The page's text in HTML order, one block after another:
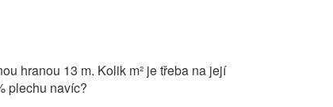
hranou 13 m. Kolik m² je třeba na její
plechu navíc?